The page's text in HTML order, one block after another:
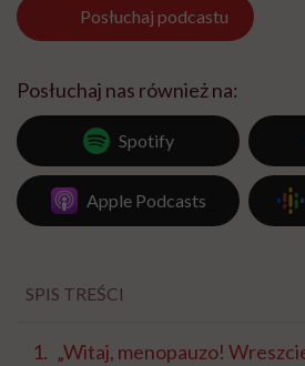
Posłuchaj podcastu
Posłuchaj nas również na:
Spotify
Apple Podcasts
SPIS TREŚCI
„Witaj, menopauzo!